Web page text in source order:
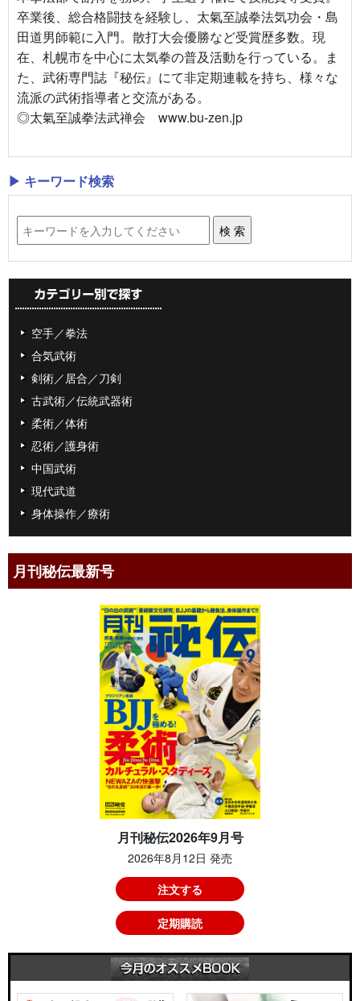
卒業後、総合格闘技を経験し、太氣至誠拳法気功会・島
田道男師範に入門。散打大会優勝など受賞歴多数。現
在、札幌市を中心に太気拳の普及活動を行っている。ま
た、武術専門誌『秘伝』にて非定期連載を持ち、様々な
流派の武術指導者と交流がある。
◎太氣至誠拳法武禅会 www.bu-zen.jp
▶ キーワード検索
空手／拳法
合気武術
剣術／居合／刀剣
古武術／伝統武器術
柔術／体術
忍術／護身術
中国武術
現代武道
身体操作／療術
月刊秘伝最新号
月刊秘伝2026年9月号
2026年8月12日 発売
注文する
定期購読